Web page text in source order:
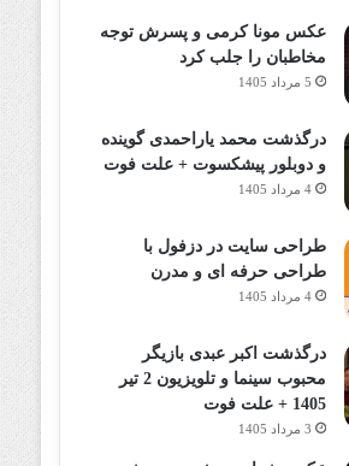
عکس مونا کرمی و پسرش توجه
مخاطبان را جلب کرد
5 مرداد 1405
درگذشت محمد یاراحمدی گوینده
و دوبلور پیشکسوت + علت فوت
4 مرداد 1405
طراحی سایت در دزفول با
طراحی حرفه‌ ای و مدرن
4 مرداد 1405
درگذشت اکبر عبدی بازیگر
محبوب سینما و تلویزیون 2 تیر
1405 + علت فوت
3 مرداد 1405